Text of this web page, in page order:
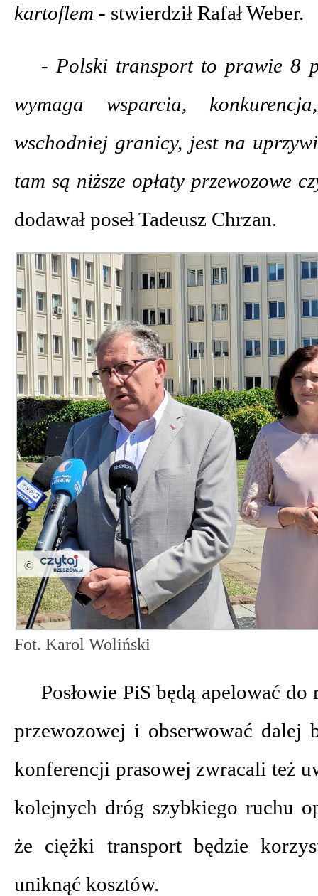
kartoflem - stwierdził Rafał Weber.
- Polski transport to prawie 8
wymaga wsparcia,
wschodniej granicy, jest na
tam są niższe opłaty przewozowe
dodawał poseł Tadeusz Chrzan.
Fot. Karol Woliński
Posłowie PiS będą apelować
przewozowej i obserwować dalej
konferencji prasowej zwracali też
kolejnych dróg szybkiego ruchu
że ciężki transport będzie
uniknąć kosztów.